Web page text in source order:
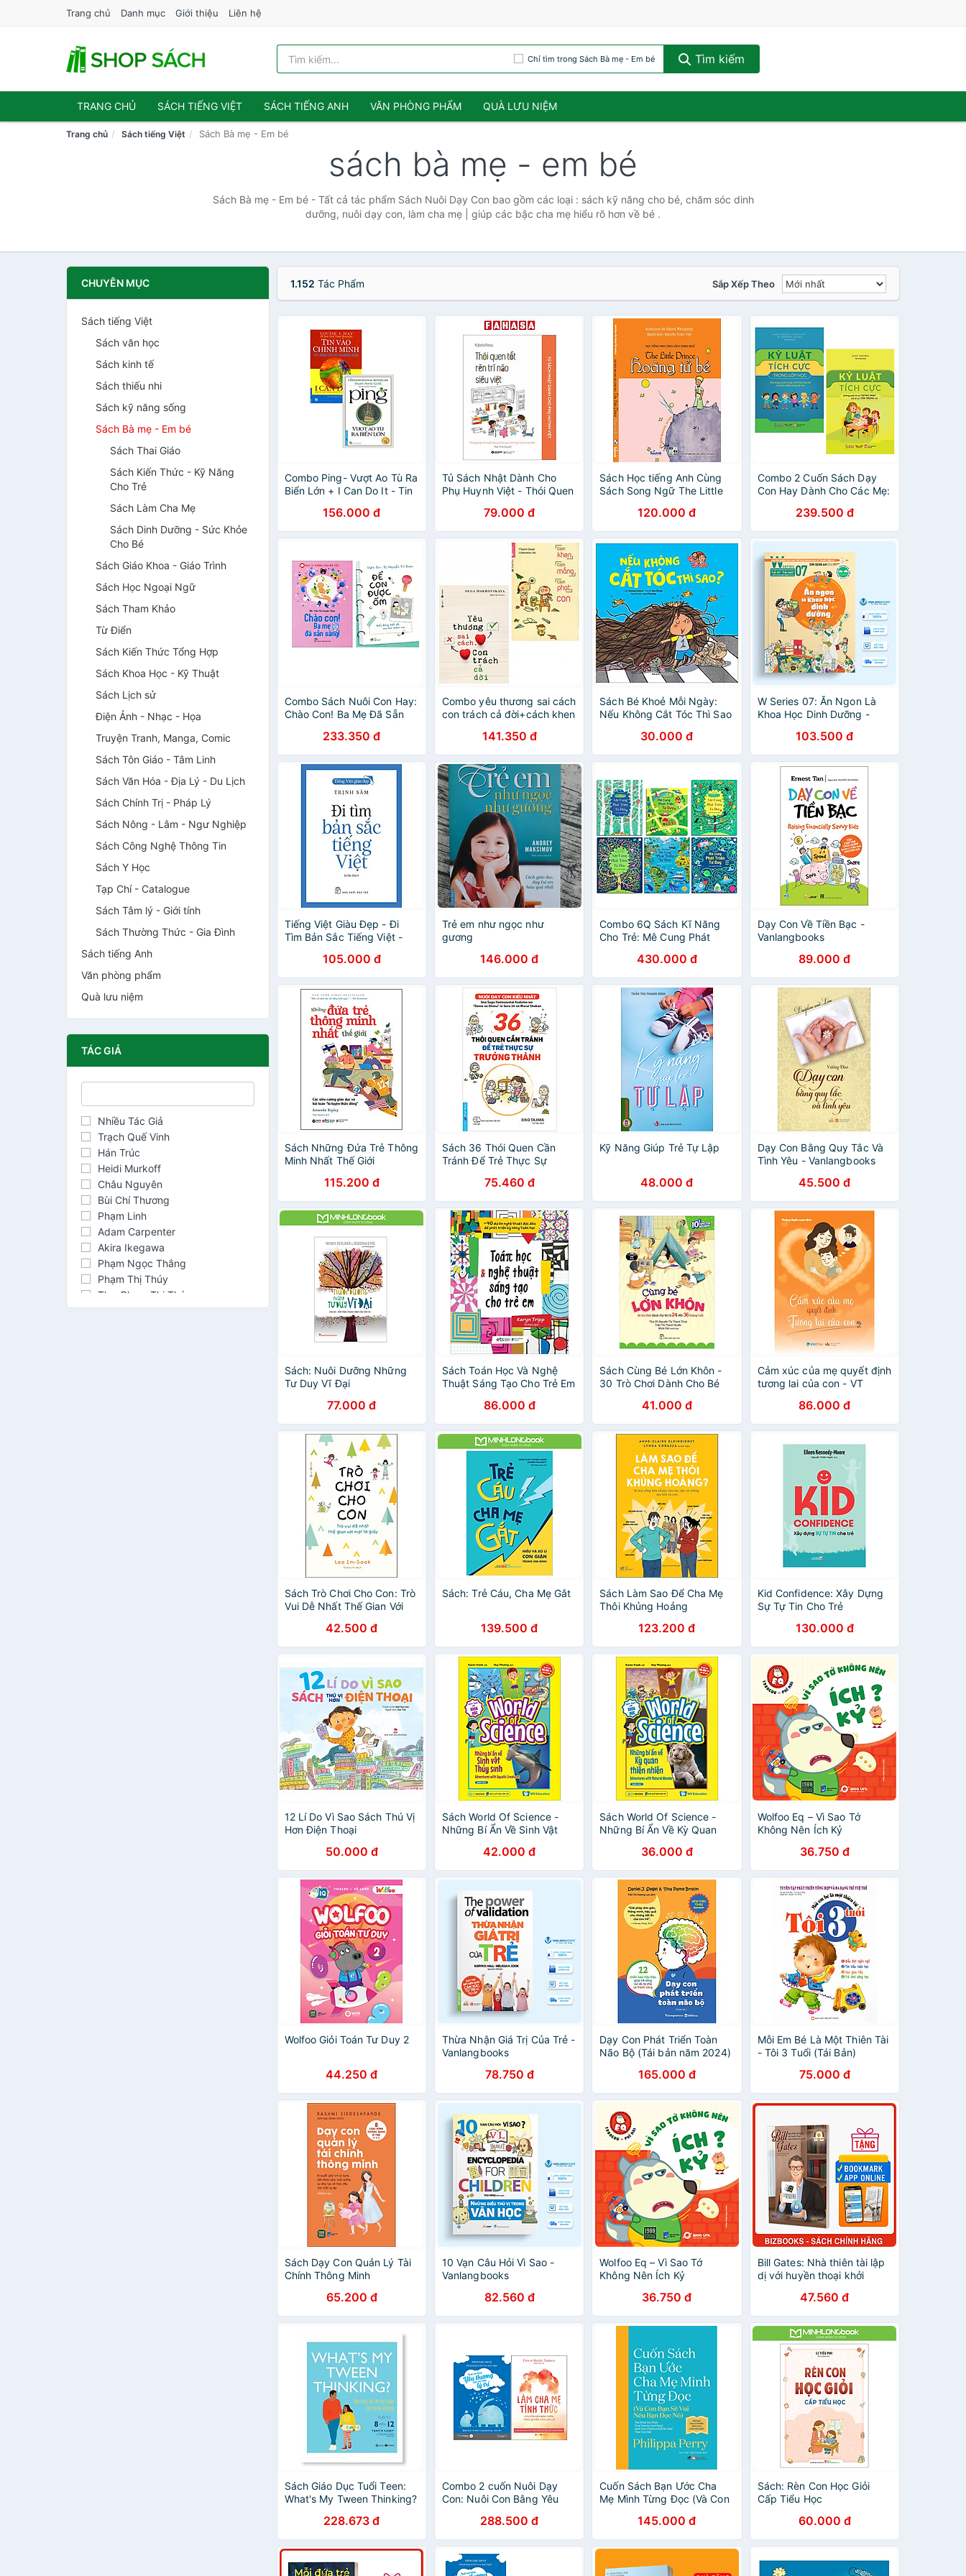
Trang chủ Danh mục Giới thiệu Liên hệ
Chỉ tìm trong Sách Bà mẹ - Em bé Tìm kiếm
TRANG CHỦ SÁCH TIẾNG VIỆT SÁCH TIẾNG ANH VĂN PHÒNG PHẨM QUÀ LƯU NIỆM
Trang chủ Sách tiếng Việt Sách Bà mẹ - Em bé
sách bà mẹ - em bé
Sách Bà mẹ - Em bé - Tất cả tác phẩm Sách Nuôi Dạy Con bao gồm các loại : sách kỹ năng cho bé, chăm sóc dinh
dưỡng, nuôi dạy con, làm cha mẹ | giúp các bậc cha mẹ hiểu rõ hơn về bé .
CHUYÊN MỤC
Sách tiếng Việt
Sách văn học
Sách kinh tế
Sách thiếu nhi
Sách kỹ năng sống
Sách Bà mẹ - Em bé
Sách Thai Giáo
Sách Kiến Thức - Kỹ Năng
Cho Trẻ
Sách Làm Cha Mẹ
Sách Dinh Dưỡng - Sức Khỏe
Cho Bé
Sách Giáo Khoa - Giáo Trình
Sách Học Ngoại Ngữ
Sách Tham Khảo
Từ Điển
Sách Kiến Thức Tổng Hợp
Sách Khoa Học - Kỹ Thuật
Sách Lịch sử
Điện Ảnh - Nhạc - Họa
Truyện Tranh, Manga, Comic
Sách Tôn Giáo - Tâm Linh
Sách Văn Hóa - Địa Lý - Du Lịch
Sách Chính Trị - Pháp Lý
Sách Nông - Lâm - Ngư Nghiệp
Sách Công Nghệ Thông Tin
Sách Y Học
Tạp Chí - Catalogue
Sách Tâm lý - Giới tính
Sách Thường Thức - Gia Đình
Sách tiếng Anh
Văn phòng phẩm
Quà lưu niệm
TÁC GIẢ
Nhiều Tác Giả
Trạch Quế Vinh
Hán Trúc
Heidi Murkoff
Châu Nguyên
Bùi Chí Thương
Phạm Linh
Adam Carpenter
Akira Ikegawa
Phạm Ngọc Thắng
Phạm Thị Thúy
Ths. Phạm Thị Thúy
Vương Kỳ
1.152 Tác Phẩm Sắp Xếp Theo
Combo Ping- Vượt Ao Tù Ra
Biển Lớn + I Can Do It - Tin
156.000 đ
Tủ Sách Nhật Dành Cho
Phụ Huynh Việt - Thói Quen
79.000 đ
Sách Học tiếng Anh Cùng
Sách Song Ngữ The Little
120.000 đ
Combo 2 Cuốn Sách Dạy
Con Hay Dành Cho Các Mẹ:
Tích Cực Trong Lớp Học /
Sách Kiến Thức - Kỹ Năng
Cho Trẻ (Tặng Poster An
Toàn Cho Con Yêu)
239.500 đ
Combo Sách Nuôi Con Hay:
Chào Con! Ba Mẹ Đã Sẵn
(Bộ 2 Cuốn Cẩm Nang
Chăm Con Tinh Tế Dành
Cho Bậc Cha Mẹ / Tặng
Kèm Bookmark Green Life)
233.350 đ
Combo yêu thương sai cách
con trách cả đời+cách khen
(bản đặc biệt tặng kèm
bookmark AHA)
141.350 đ
Sách Bé Khoẻ Mỗi Ngày:
Nếu Không Cắt Tóc Thì Sao
30.000 đ
W Series 07: Ăn Ngon Là
Khoa Học Dinh Dưỡng -
103.500 đ
Tiếng Việt Giàu Đẹp - Đi
Tìm Bản Sắc Tiếng Việt -
105.000 đ
Trẻ em như ngọc như
gương
146.000 đ
Combo 6Q Sách Kĩ Năng
Cho Trẻ: Mê Cung Phát
430.000 đ
Dạy Con Về Tiền Bạc -
Vanlangbooks
89.000 đ
Sách Những Đứa Trẻ Thông
Minh Nhất Thế Giới
115.200 đ
Sách 36 Thói Quen Cần
Tránh Để Trẻ Thực Sự
Con Kiểu Nhật)
75.460 đ
Kỹ Năng Giúp Trẻ Tự Lập
48.000 đ
Dạy Con Bằng Quy Tắc Và
Tình Yêu - Vanlangbooks
45.500 đ
Sách: Nuôi Dưỡng Những
Tư Duy Vĩ Đại
77.000 đ
Sách Toán Học Và Nghệ
Thuật Sáng Tạo Cho Trẻ Em
86.000 đ
Sách Cùng Bé Lớn Khôn -
30 Trò Chơi Dành Cho Bé
41.000 đ
Cảm xúc của mẹ quyết định
tương lai của con - VT
86.000 đ
Sách Trò Chơi Cho Con: Trò
Vui Dễ Nhất Thế Gian Với
42.500 đ
Sách: Trẻ Cáu, Cha Mẹ Gắt
139.500 đ
Sách Làm Sao Để Cha Mẹ
Thôi Khủng Hoảng
123.200 đ
Kid Confidence: Xây Dựng
Sự Tự Tin Cho Trẻ
130.000 đ
12 Lí Do Vì Sao Sách Thú Vị
Hơn Điện Thoại
50.000 đ
Sách World Of Science -
Những Bí Ẩn Về Sinh Vật
42.000 đ
Sách World Of Science -
Những Bí Ẩn Về Kỳ Quan
36.000 đ
Wolfoo Eq – Vì Sao Tớ
Không Nên Ích Kỷ
36.750 đ
Wolfoo Giỏi Toán Tư Duy 2
44.250 đ
Thừa Nhận Giá Trị Của Trẻ -
Vanlangbooks
78.750 đ
Dạy Con Phát Triển Toàn
Não Bộ (Tái bản năm 2024)
165.000 đ
Mỗi Em Bé Là Một Thiên Tài
- Tôi 3 Tuổi (Tái Bản)
75.000 đ
Sách Dạy Con Quản Lý Tài
Chính Thông Minh
65.200 đ
10 Vạn Câu Hỏi Vì Sao -
Vanlangbooks
82.560 đ
Wolfoo Eq – Vì Sao Tớ
Không Nên Ích Kỷ
36.750 đ
Bill Gates: Nhà thiên tài lập
dị với huyền thoại khởi
ươm mầm tỷ phú nhí
Bizbooks
47.560 đ
Sách Giáo Dục Tuổi Teen:
What's My Tween Thinking?
Hành Cho Cha Mẹ Hiện Đại
- Tuổi Từ 8 Đến 12
228.673 đ
Combo 2 cuốn Nuôi Dạy
Con: Nuôi Con Bằng Yêu
Trí + Làm cha mẹ tỉnh thức
288.500 đ
Cuốn Sách Bạn Ước Cha
Mẹ Mình Từng Đọc (Và Con
145.000 đ
Sách: Rèn Con Học Giỏi
Cấp Tiểu Học
60.000 đ